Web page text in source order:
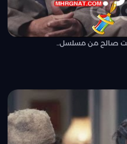
صالح من مسلسل..